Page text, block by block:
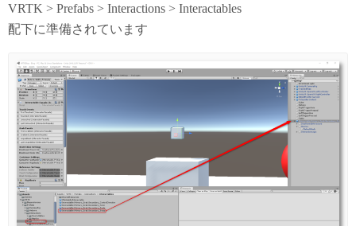
VRTK > Prefabs > Interactions > Interactables
配下に準備されています